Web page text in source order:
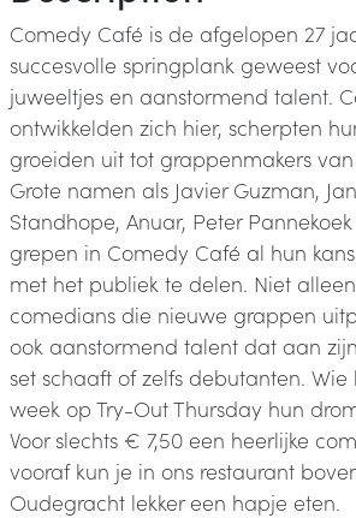
Comedy Café is de afgelopen 27
succesvolle springplank geweest
juweeltjes en aanstormend talent.
ontwikkelden zich hier, scherpten
groeiden uit tot grappenmakers
Grote namen als Javier Guzman,
Standhope, Anuar, Peter
grepen in Comedy Café al hun
met het publiek te delen. Niet
comedians die nieuwe grappen
ook aanstormend talent dat aan
set schaaft of zelfs debutanten. Wie
week op Try-Out Thursday hun
Voor slechts € 7,50 een heerlijke
vooraf kun je in ons restaurant
Oudegracht lekker een hapje eten.